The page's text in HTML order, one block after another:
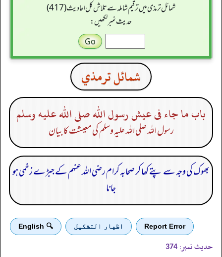
شمائل ترمذی میں ترقیم شاملہ سے تلاش کل احادیث (417)
حدیث نمبر لکھیں:
شمائل ترمذي
باب ما جاء فى عيش رسول الله صلى الله عليه وسلم
رسول اللہ صلی اللہ علیہ وسلم کی معیشت کا بیان
بھوک کی وجہ سے پتے کھا کر صحابہ کرام رضی اللہ عنہم کے جبڑے زخمی ہو
جانا
Report Error اظهار التشكيل 🔍 English
حدیث نمبر: 374